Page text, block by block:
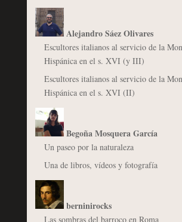
Alejandro Sáez Olivares
Escultores italianos al servicio de la
Hispánica en el s. XVI (y III)
Escultores italianos al servicio de la
Hispánica en el s. XVI (II)
Begoña Mosquera García
Un paseo por la naturaleza
Una de libros, vídeos y fotografía
berninirocks
Las sombras del barroco en Roma